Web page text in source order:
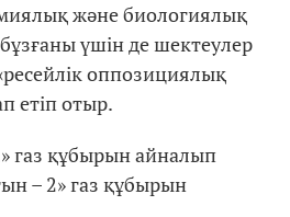
және биологиялық
үшін де шектеулер
оппозициялық
етіп отыр.
газ құбырын айналып
– 2» газ құбырын